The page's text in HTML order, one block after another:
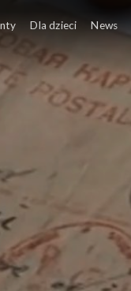
Dla dzieci News